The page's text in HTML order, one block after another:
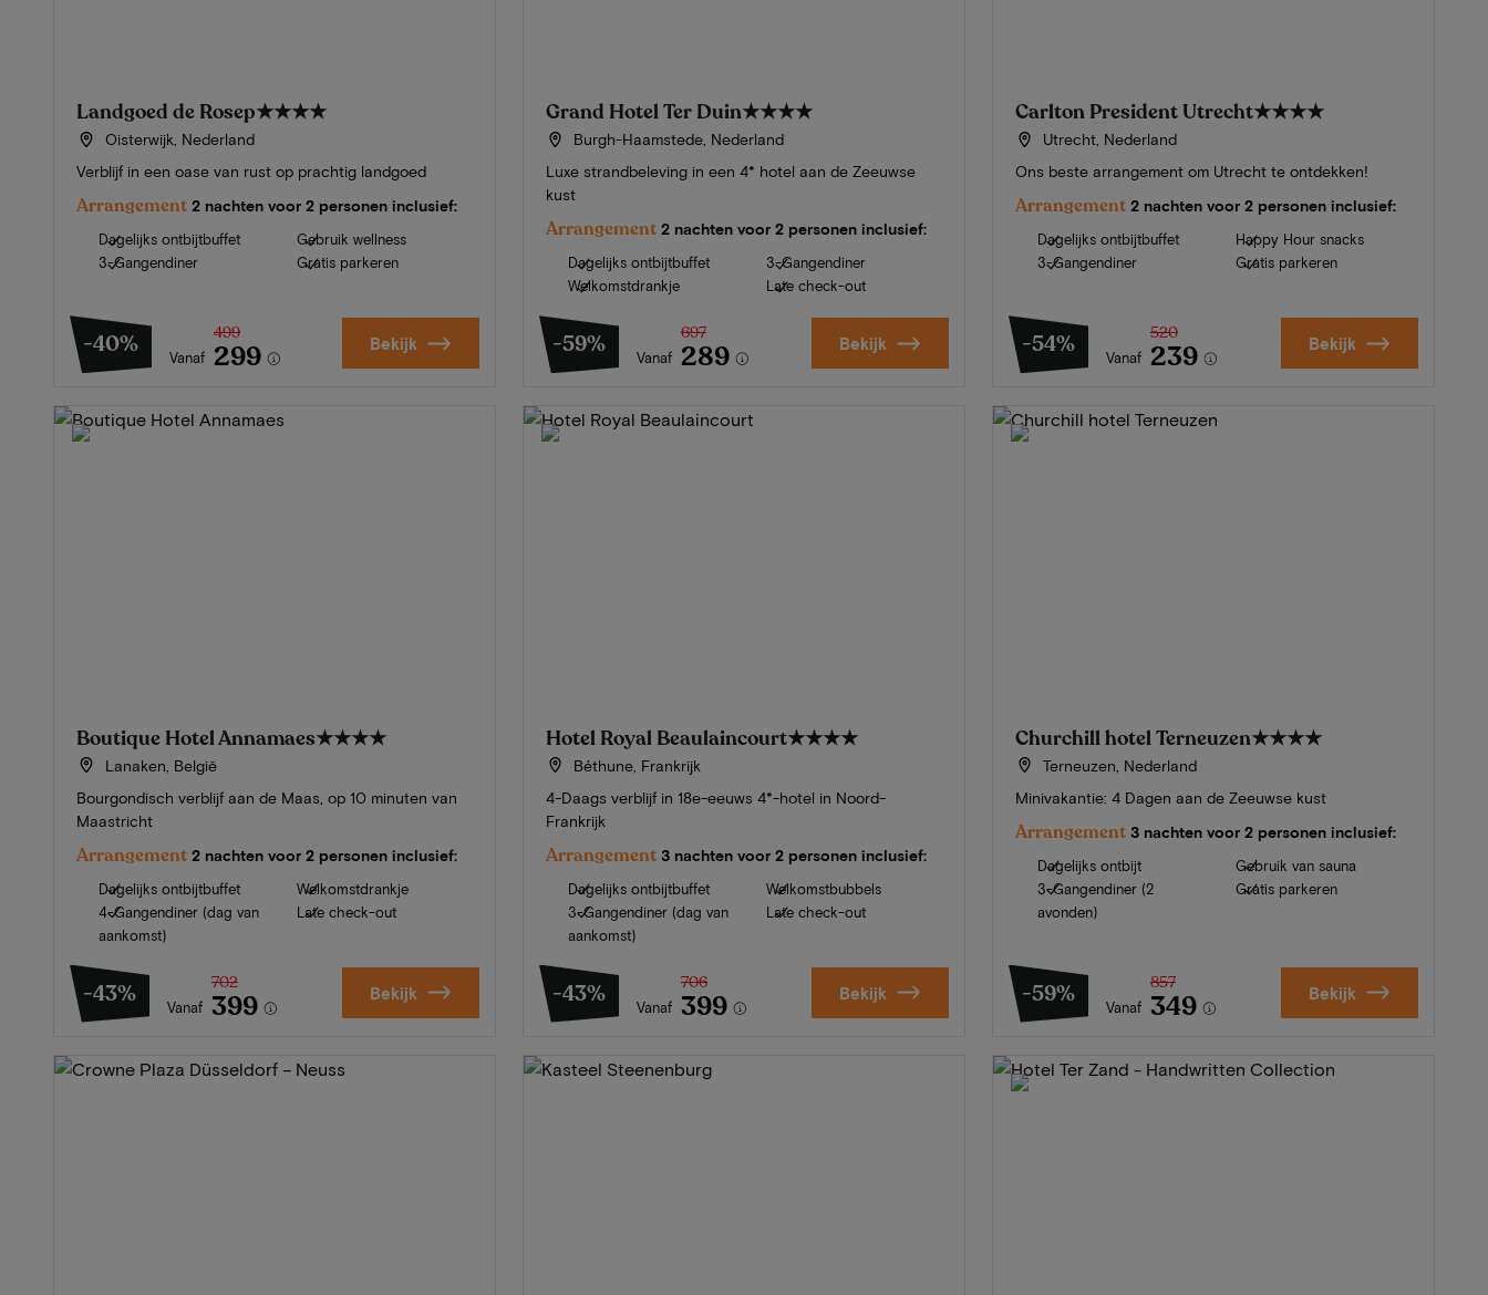
Landgoed de Rosep★★★★
Oisterwijk, Nederland
Verblijf in een oase van rust op prachtig landgoed
Arrangement 2 nachten voor 2 personen inclusief:
Dagelijks ontbijtbuffet
3-Gangendiner
Gebruik wellness
Gratis parkeren
-40% Vanaf
499
299 Bekijk
Grand Hotel Ter Duin★★★★
Burgh-Haamstede, Nederland
Luxe strandbeleving in een 4* hotel aan de Zeeuwse
kust
Arrangement 2 nachten voor 2 personen inclusief:
Dagelijks ontbijtbuffet
Welkomstdrankje
3-Gangendiner
Late check-out
-59% Vanaf
697
289 Bekijk
Carlton President Utrecht★★★★
Utrecht, Nederland
Ons beste arrangement om Utrecht te ontdekken!
Arrangement 2 nachten voor 2 personen inclusief:
Dagelijks ontbijtbuffet
3-Gangendiner
Happy Hour snacks
Gratis parkeren
-54% Vanaf
520
239 Bekijk
Boutique Hotel Annamaes★★★★
Lanaken, België
Bourgondisch verblijf aan de Maas, op 10 minuten van
Maastricht
Arrangement 2 nachten voor 2 personen inclusief:
Dagelijks ontbijtbuffet
4-Gangendiner (dag van
aankomst)
Welkomstdrankje
Late check-out
-43% Vanaf
702
399 Bekijk
Hotel Royal Beaulaincourt★★★★
Béthune, Frankrijk
4-Daags verblijf in 18e-eeuws 4*-hotel in Noord-
Frankrijk
Arrangement 3 nachten voor 2 personen inclusief:
Dagelijks ontbijtbuffet
3-Gangendiner (dag van
aankomst)
Welkomstbubbels
Late check-out
-43% Vanaf
706
399 Bekijk
Churchill hotel Terneuzen★★★★
Terneuzen, Nederland
Minivakantie: 4 Dagen aan de Zeeuwse kust
Arrangement 3 nachten voor 2 personen inclusief:
Dagelijks ontbijt
3-Gangendiner (2
avonden)
Gebruik van sauna
Gratis parkeren
-59% Vanaf
857
349 Bekijk